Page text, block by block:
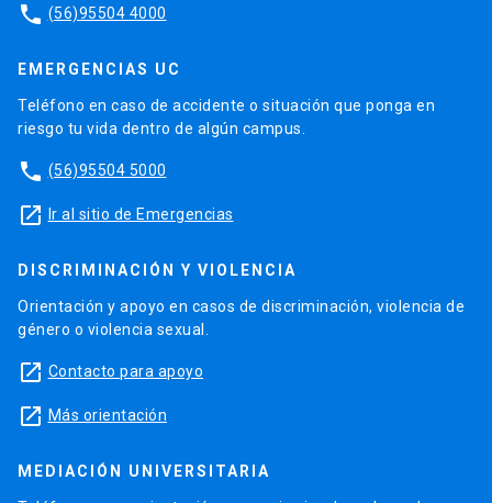
phone (56)95504 4000
EMERGENCIAS UC
Teléfono en caso de accidente o situación que ponga en
riesgo tu vida dentro de algún campus.
phone (56)95504 5000
launch Ir al sitio de Emergencias
DISCRIMINACIÓN Y VIOLENCIA
Orientación y apoyo en casos de discriminación, violencia de
género o violencia sexual.
launch Contacto para apoyo
launch Más orientación
MEDIACIÓN UNIVERSITARIA